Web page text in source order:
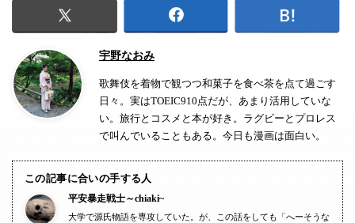
宇野なおみ
歌舞伎を着物で観つつ和菓子を食べ茶を点て過ごす
日々。実はTOEIC910点だが、あまり活用していな
い。旅行とコスメと本が好き。ラグビーとプロレス
で叫んでいることもある。今日も漫画は面白い。
この記事に合いの手する人
平安暴走戦士～chiaki~
大学で源氏物語を専攻していた。が、この話をしても「へーそうな